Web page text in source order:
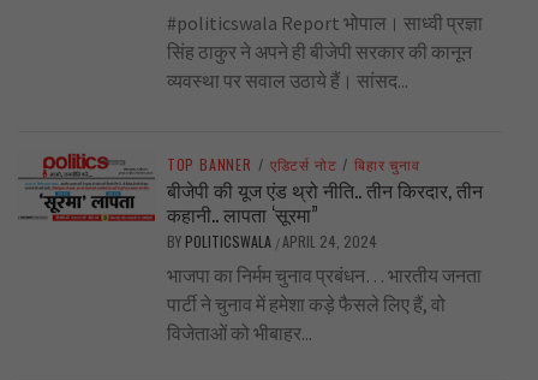
#politicswala Report भोपाल। साध्वी प्रज्ञा
सिंह ठाकुर ने अपने ही बीजेपी सरकार की कानून
व्यवस्था पर सवाल उठाये हैं। सांसद...
TOP BANNER / एडिटर्स नोट / बिहार चुनाव
बीजेपी की यूज एंड थ्रो नीति.. तीन किरदार, तीन
कहानी.. लापता ‘सूरमा”
BY POLITICSWALA /APRIL 24, 2024
भाजपा का निर्मम चुनाव प्रबंधन… भारतीय जनता
पार्टी ने चुनाव में हमेशा कड़े फैसले लिए हैं, वो
विजेताओं को भीबाहर...